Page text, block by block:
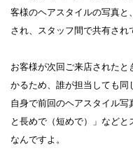
客様のヘアスタイルの写真
され、スタッフ間で共有され
お客様が次回ご来店された
かるため、誰が担当しても
自身で前回のヘアスタイル写
と長めで（短めで）」など
なんですよ。